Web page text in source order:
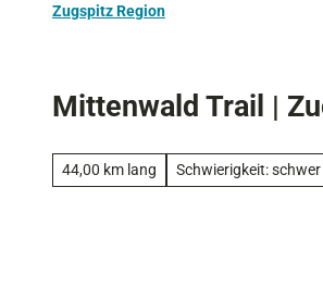
Zugspitz Region
Mittenwald Trail |
44,00 km lang Schwierigkeit: schwer